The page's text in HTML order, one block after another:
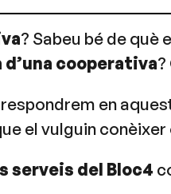
? Sabeu bé de
cooperativa?
en
el vulguin
serveis del Bloc4